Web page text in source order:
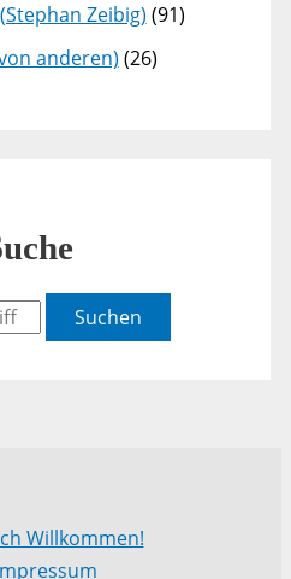
Zeibig) (91)
anderen) (26)
Suchen
Willkommen!